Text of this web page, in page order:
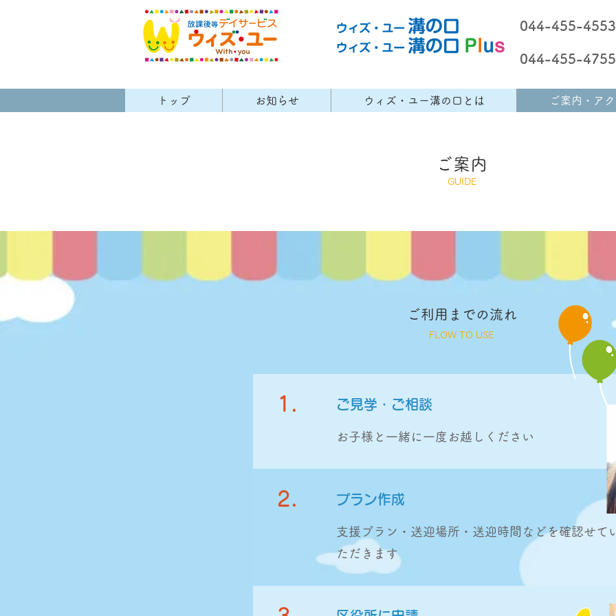
044-455-4553
044-455-4755
トップ お知らせ ウィズ・ユー溝の口とは ご案内・ア
​ご案内
​GUIDE
ご利用までの流れ
FLOW TO USE
1. ご見学・ご相談
お子様と一緒に一度お越しください
2. プラン作成
支援プラン・送迎場所・送迎時間などを確認せて
ただきます